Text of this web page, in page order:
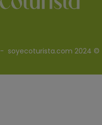
- soyecoturista.com 2024 ©